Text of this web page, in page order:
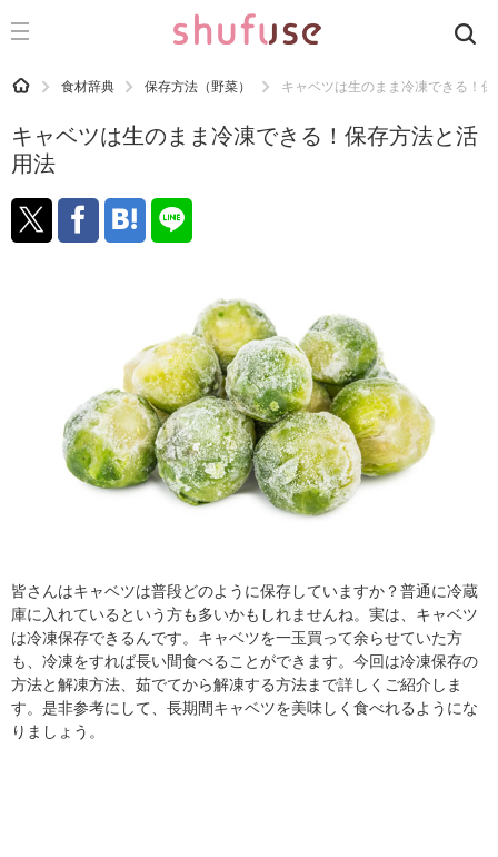
CATEGORY 記事カテゴリ
運気
洗濯
生活の知恵
食材辞典
おすすめ
HOME 食材辞典 保存方法（野菜） キャベツは生のまま冷凍できる！
キャベツは生のまま冷凍できる！保存方法と活
用法
皆さんはキャベツは普段どのように保存していますか？普通に冷蔵
庫に入れているという方も多いかもしれませんね。実は、キャベツ
は冷凍保存できるんです。キャベツを一玉買って余らせていた方
も、冷凍をすれば長い間食べることができます。今回は冷凍保存の
方法と解凍方法、茹でてから解凍する方法まで詳しくご紹介しま
す。是非参考にして、長期間キャベツを美味しく食べれるようにな
りましょう。